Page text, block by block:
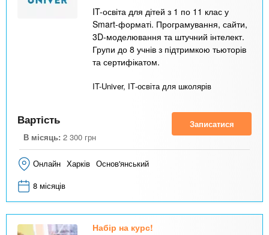
IT-освіта для дітей з 1 по 11 клас у
Smart-форматі. Програмування, сайти,
3D-моделювання та штучний інтелект.
Групи до 8 учнів з підтримкою тьюторів
та сертифікатом.
IT-Univer, ІТ-освіта для школярів
Вартість
В місяць: 2 300 грн
Записатися
Онлайн Харків Основ'янський
8 місяців
Набір на курс!